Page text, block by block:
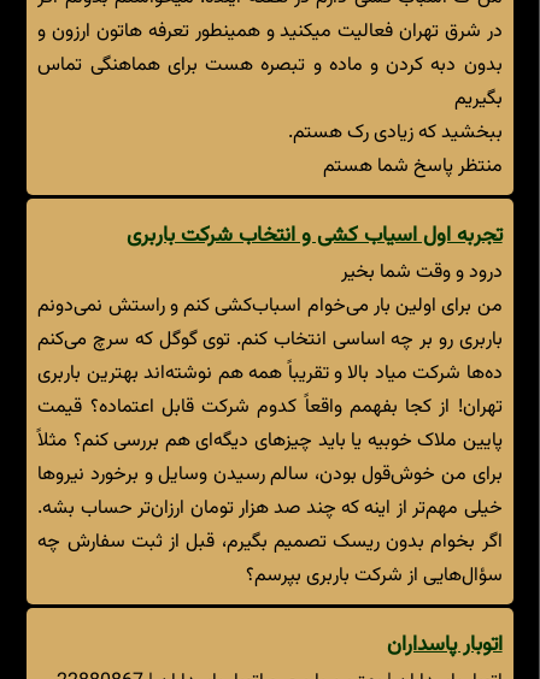
در شرق تهران فعالیت میکنید و همینطور تعرفه هاتون ارزون و
بدون دبه کردن و ماده و تبصره هست برای هماهنگی تماس
بگیریم
ببخشید که زیادی رک هستم.
منتظر پاسخ شما هستم
تجربه اول اسیاب کشی و انتخاب شرکت باربری
درود و وقت شما بخیر
من برای اولین بار می‌خوام اسباب‌کشی کنم و راستش نمی‌دونم
باربری رو بر چه اساسی انتخاب کنم. توی گوگل که سرچ می‌کنم
ده‌ها شرکت میاد بالا و تقریباً همه هم نوشته‌اند بهترین باربری
تهران! از کجا بفهمم واقعاً کدوم شرکت قابل اعتماده؟ قیمت
پایین ملاک خوبیه یا باید چیزهای دیگه‌ای هم بررسی کنم؟ مثلاً
برای من خوش‌قول بودن، سالم رسیدن وسایل و برخورد نیروها
خیلی مهم‌تر از اینه که چند صد هزار تومان ارزان‌تر حساب بشه.
اگر بخوام بدون ریسک تصمیم بگیرم، قبل از ثبت سفارش چه
سؤال‌هایی از شرکت باربری بپرسم؟
اتوبار پاسداران